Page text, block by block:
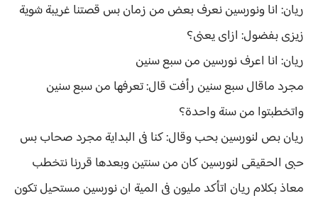
ريان: انا ونورسين نعرف بعض من زمان بس قصتنا غريبة شوية
زيزى بفضول: ازاى يعنى؟
ريان: انا اعرف نورسين من سبع سنين
مجرد ماقال سبع سنين رأفت قال: تعرفها من سبع سنين
واتخطبتوا من سنة واحدة؟
ريان بص لنورسين بحب وقال: كنا فى البداية مجرد صحاب بس
حبى الحقيقى لنورسين كان من سنتين وبعدها قررنا نتخطب
معاذ بكلام ريان اتأكد مليون فى المية ان نورسين مستحيل تكون